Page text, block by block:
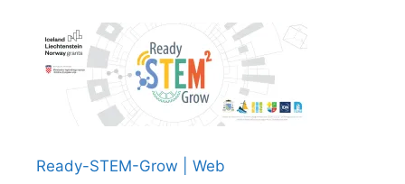
Ready-STEM-Grow | Web